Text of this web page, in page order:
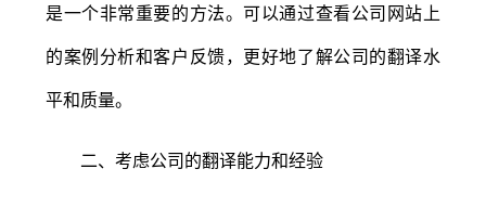
是一个非常重要的方法。可以通过查看公司网站上
的案例分析和客户反馈，更好地了解公司的翻译水
平和质量。
二、考虑公司的翻译能力和经验